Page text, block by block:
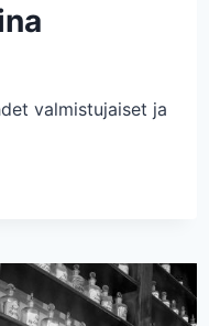
valmistujaiset ja